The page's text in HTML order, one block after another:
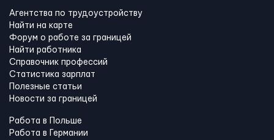
Агентства по трудоустройству
Найти на карте
Форум о работе за границей
Найти работника
Справочник профессий
Статистика зарплат
Полезные статьи
Новости за границей
Работа в Польше
Работа в Германии